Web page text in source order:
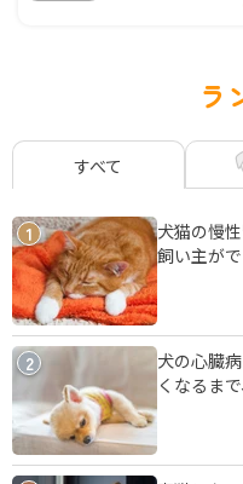
ラ
すべて
1
犬猫の慢
飼い主が
2
犬の心臓
くなるま